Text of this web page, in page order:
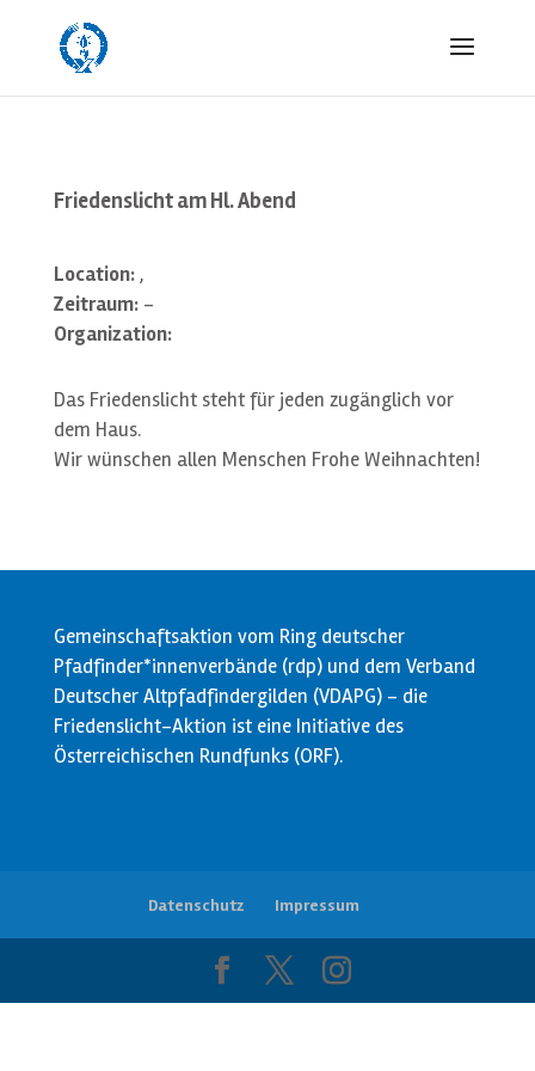
Friedenslicht am Hl. Abend
Location:,
Zeitraum:-
Organization:
Das Friedenslicht steht für jeden zugänglich vor
dem Haus.
Wir wünschen allen Menschen Frohe Weihnachten!
Gemeinschaftsaktion vom Ring deutscher
Pfadfinder*innenverbände (rdp) und dem Verband
Deutscher Altpfadfindergilden (VDAPG) - die
Friedenslicht-Aktion ist eine Initiative des
Österreichischen Rundfunks (ORF).
Datenschutz Impressum